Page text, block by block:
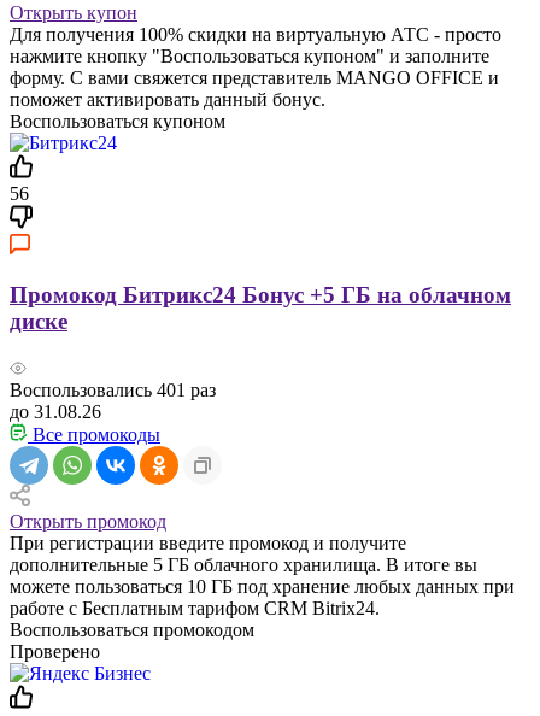
Открыть купон
Для получения 100% скидки на виртуальную АТС - просто
нажмите кнопку "Воспользоваться купоном" и заполните
форму. С вами свяжется представитель MANGO OFFICE и
поможет активировать данный бонус.
Воспользоваться купоном
56
Промокод Битрикс24 Бонус +5 ГБ на облачном
диске
Воспользовались 401 раз
до 31.08.26
Все промокоды
Открыть промокод
При регистрации введите промокод и получите
дополнительные 5 ГБ облачного хранилища. В итоге вы
можете пользоваться 10 ГБ под хранение любых данных при
работе с Бесплатным тарифом CRM Bitrix24.
Воспользоваться промокодом
Проверено